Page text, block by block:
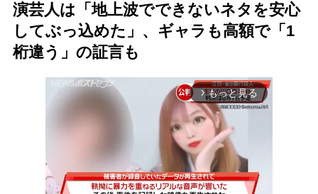
演芸人は「地上波でできないネタを安心
してぶっ込めた」、ギャラも高額で「1
桁違う」の証言も
arrow_forward_ios もっと見る